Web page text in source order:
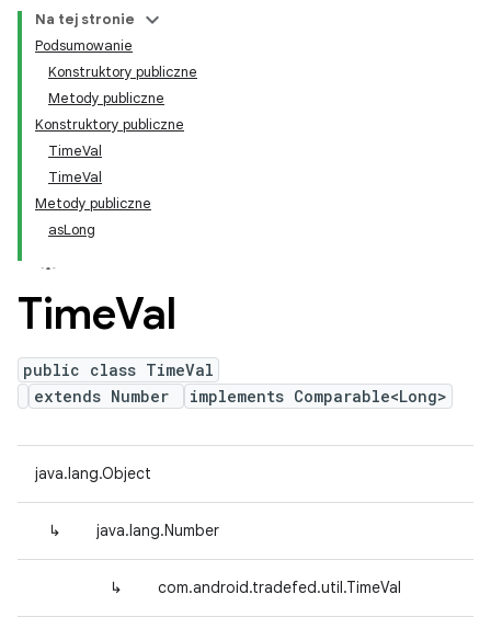
Na tej stronie
Podsumowanie
Konstruktory publiczne
Metody publiczne
Konstruktory publiczne
TimeVal
TimeVal
Metody publiczne
asLong
TimeVal
public class TimeVal
extends Number
implements Comparable<Long>
java.lang.Object
↳ java.lang.Number
↳ com.android.tradefed.util.TimeVal